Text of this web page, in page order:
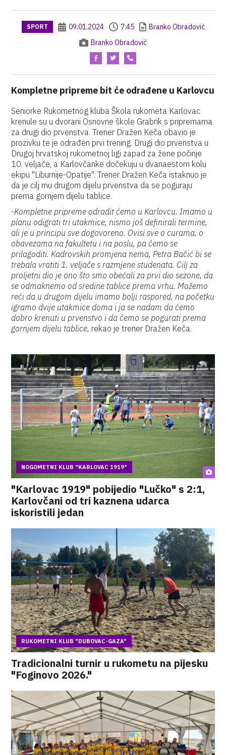
SPORT 09.01.2024 7:45
Branko Obradović
Branko Obradović
Kompletne pripreme bit će odrađene u Karlovcu
Seniorke Rukometnog kluba Škola rukometa Karlovac
krenule su u dvorani Osnovne škole Grabrik s pripremama
za drugi dio prvenstva. Trener Dražen Keča obavio je
prozivku te je odrađen prvi trening. Drugi dio prvenstva u
Drugoj hrvatskoj rukometnoj ligi zapad za žene počinje
10. veljače, a Karlovčanke dočekuju u dvanaestom kolu
ekipu "Liburnije-Opatije". Trener Dražen Keča istaknuo je
da je cilj mu drugom dijelu prvenstva da se poguraju
prema gornjem dijelu tablice.
-Kompletne pripreme odradit ćemo u Karlovcu. Imamo u
planu odigrati tri utakmice, nismo još definirali termine,
ali je u principu sve dogovoreno. Ovisi sve o curama, o
obavezama na fakultetu i na poslu, pa ćemo se
prilagoditi. Kadrovskih promjena nema, Petra Bačić bi se
trebala vratiti 1. veljače s razmjene studenata. Cilj za
proljetni dio je ono što smo obećali za prvi dio sezone, da
se odmaknemo od sredine tablice prema vrhu. Možemo
reći da u drugom dijelu imamo bolji raspored, na početku
igramo dvije utakmice doma i ja se nadam da ćemo
dobro krenuti u prvenstvo i da ćemo se pogurati prema
gornjem dijelu tablice, rekao je trener Dražen Keča.
NOGOMETNI KLUB "KARLOVAC 1919"
"Karlovac 1919" pobijedio "Lučko" s 2:1,
Karlovčani od tri kaznena udarca
iskoristili jedan
RUKOMETNI KLUB "DUBOVAC-GAZA"
Tradicionalni turnir u rukometu na pijesku
"Foginovo 2026."